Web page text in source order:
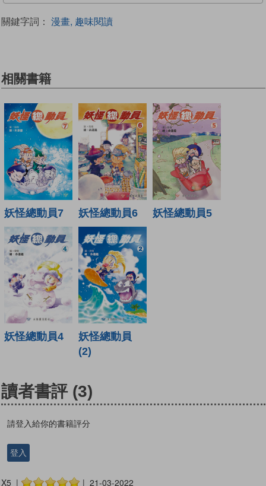
關鍵字詞： 漫畫, 趣味閱讀
相關書籍
妖怪總動員7 妖怪總動員6 妖怪總動員5
妖怪總動員4
妖怪總動員
(2)
讀者書評 (3)
請登入給你的書籍評分
登入
X5 | | 21-03-2022